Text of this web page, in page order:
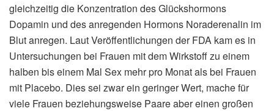
gleichzeitig die Konzentration des Glückshormons
Dopamin und des anregenden Hormons Noraderenalin im
Blut anregen. Laut Veröffentlichungen der FDA kam es in
Untersuchungen bei Frauen mit dem Wirkstoff zu einem
halben bis einem Mal Sex mehr pro Monat als bei Frauen
mit Placebo. Dies sei zwar ein geringer Wert, mache für
viele Frauen beziehungsweise Paare aber einen großen